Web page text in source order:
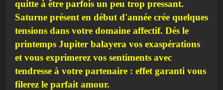
quitte à être parfois un peu trop pressant.
Saturne présent en début d'année crée quelques
tensions dans votre domaine affectif. Dés le
printemps Jupiter balayera vos exaspérations
et vous exprimerez vos sentiments avec
tendresse à votre partenaire : effet garanti vous
filerez le parfait amour.